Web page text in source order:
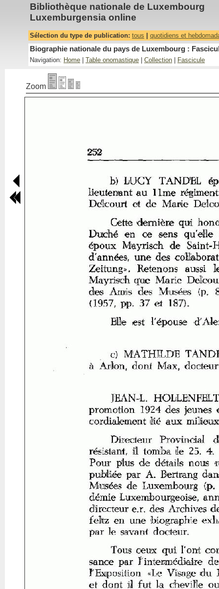
Bibliothèque nationale de Luxembourg
Luxemburgensia online
Sélection du type de publication: tous quotidiens et
Biographie nationale du pays de Luxembourg :
Navigation: Home Table onomastique Collection Fascicule
Zoom